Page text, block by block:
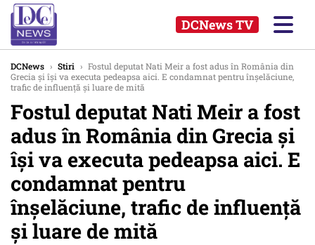
DCNews TV
DCNews › Stiri › Fostul deputat Nati Meir a fost adus în România din
Grecia și își va executa pedeapsa aici. E condamnat pentru înșelăciune,
trafic de influență și luare de mită
Fostul deputat Nati Meir a fost
adus în România din Grecia și
își va executa pedeapsa aici. E
condamnat pentru
înșelăciune, trafic de influență
și luare de mită